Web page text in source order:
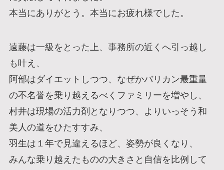
本当にありがとう。本当にお疲れ様でした。
遠藤は一級をとった上、事務所の近くへ引っ越し
も叶え、
阿部はダイエットしつつ、なぜかバリカン最重量
の不名誉を乗り越えるべくファミリーを増やし、
村井は現場の活力剤となりつつ、よりいっそう和
美人の道をひたすすみ、
羽生は１年で見違えるほど、姿勢が良くなり、
みんな乗り越えたものの大きさと自信を比例して